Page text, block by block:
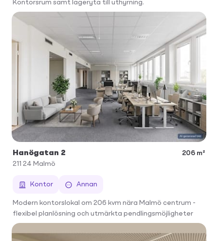
Kontorsrum samt lageryta till uthyrning.
Hanögatan 2
206 m²
211 24 Malmö
Kontor Annan
Modern kontorslokal om 206 kvm nära Malmö centrum -
flexibel planlösning och utmärkta pendlingsmöjligheter